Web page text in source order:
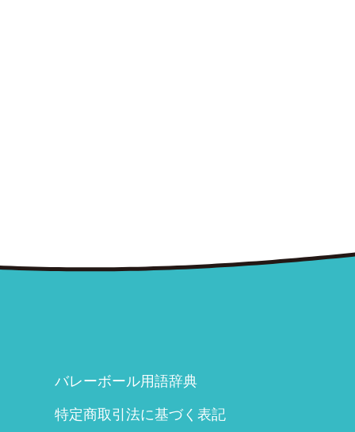
バレーボール用語辞典
特定商取引法に基づく表記